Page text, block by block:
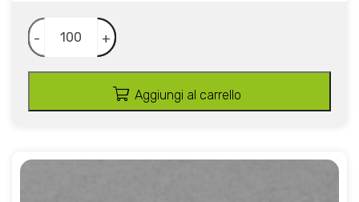
- +
Aggiungi al carrello